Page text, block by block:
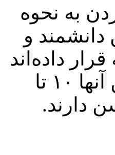
به نحوه
و
داده‌اند